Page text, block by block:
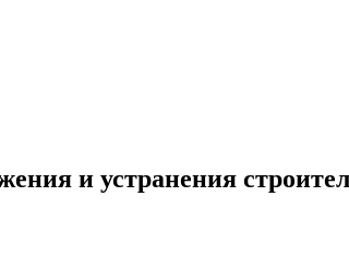
и устранения